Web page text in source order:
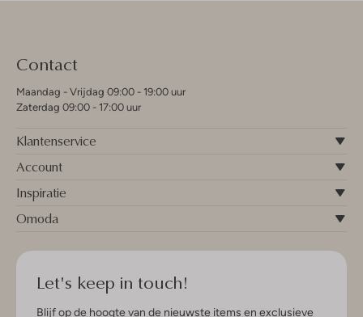
Contact
Maandag - Vrijdag 09:00 - 19:00 uur
Zaterdag 09:00 - 17:00 uur
Klantenservice
Account
Inspiratie
Omoda
Let's keep in touch!
Blijf op de hoogte van de nieuwste items en exclusieve